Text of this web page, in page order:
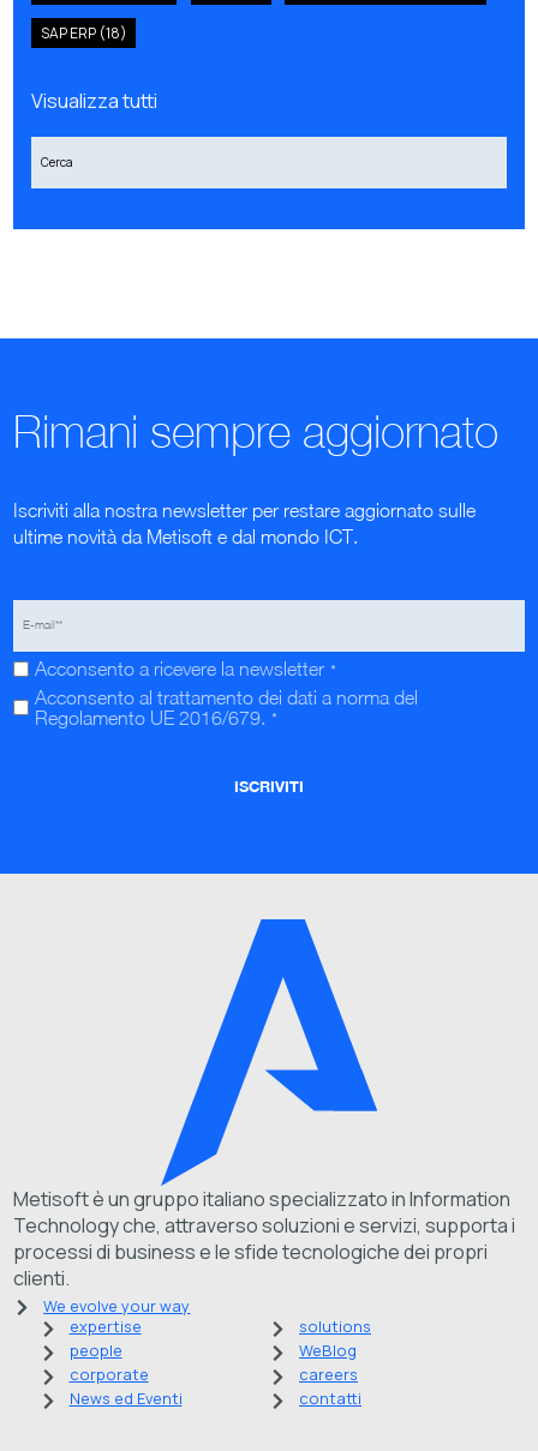
SAP ERP (18)
Visualizza tutti
Rimani sempre aggiornato
Iscriviti alla nostra newsletter per restare aggiornato sulle
ultime novità da Metisoft e dal mondo ICT.
Acconsento a ricevere la newsletter *
Acconsento al trattamento dei dati a norma del
Regolamento UE 2016/679.
*
Metisoft è un gruppo italiano specializzato in Information
Technology che, attraverso soluzioni e servizi, supporta i
processi di business e le sfide tecnologiche dei propri
clienti.
We evolve your way
expertise
solutions
people
WeBlog
corporate
careers
News ed Eventi
contatti